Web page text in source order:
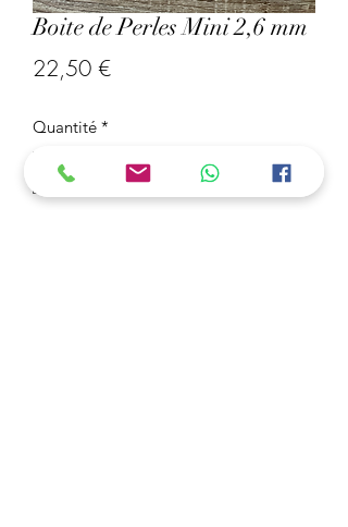
Boite de Perles Mini 2,6 mm
22,50 €Prix
Quantité *